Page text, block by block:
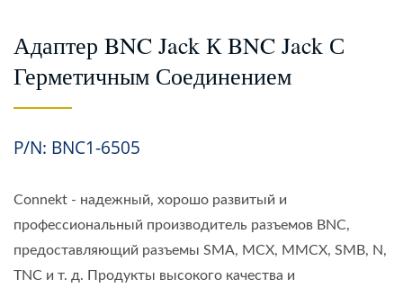
Адаптер BNC Jack К BNC Jack С
Герметичным Соединением
P/N: BNC1-6505
Connekt - надежный, хорошо развитый и
профессиональный производитель разъемов BNC,
предоставляющий разъемы SMA, MCX, MMCX, SMB, N,
TNC и т. д. Продукты высокого качества и